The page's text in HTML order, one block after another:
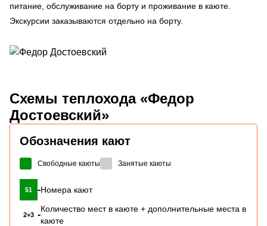
питание, обслуживание на борту и проживание в каюте.
Экскурсии заказываются отдельно на борту.
Схемы теплохода «Федор
Достоевский»
Обозначения кают
Свободные каюты Занятые каюты
51 -Номера кают
2+3 -
Количество мест в каюте + дополнительные места в
каюте